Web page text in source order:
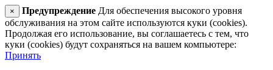
× Предупреждение Для обеспечения высокого уровня
обслуживания на этом сайте используются куки (cookies).
Продолжая его использование, вы соглашаетесь с тем, что
куки (cookies) будут сохраняться на вашем компьютере:
Принять